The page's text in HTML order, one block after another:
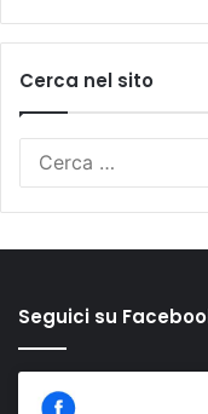
Cerca nel sito
Seguici su